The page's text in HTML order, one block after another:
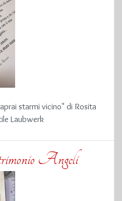
starmi vicino" di Rosita
Laubwerk
Angeli